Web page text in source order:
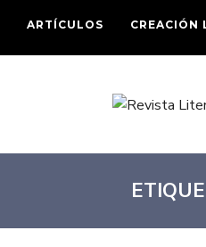
ARTÍCULOS CREACIÓN